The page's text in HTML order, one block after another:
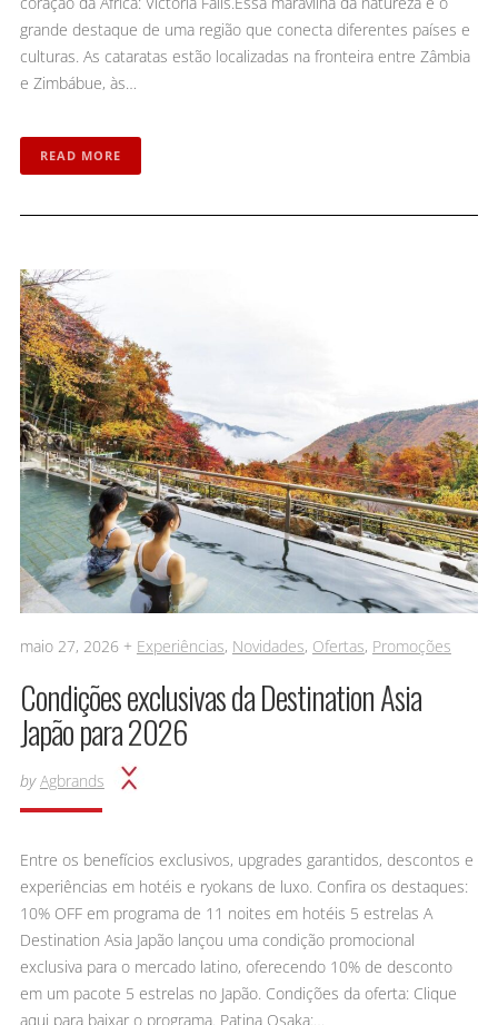
grande destaque de uma região que conecta diferentes países e
culturas. As cataratas estão localizadas na fronteira entre Zâmbia
e Zimbábue, às…
READ MORE
maio 27, 2026 + Experiências, Novidades, Ofertas, Promoções
Condições exclusivas da Destination Asia
Japão para 2026
by Agbrands
Entre os benefícios exclusivos, upgrades garantidos, descontos e
experiências em hotéis e ryokans de luxo. Confira os destaques:
10% OFF em programa de 11 noites em hotéis 5 estrelas A
Destination Asia Japão lançou uma condição promocional
exclusiva para o mercado latino, oferecendo 10% de desconto
em um pacote 5 estrelas no Japão. Condições da oferta: Clique
aqui para baixar o programa. Patina Osaka:…